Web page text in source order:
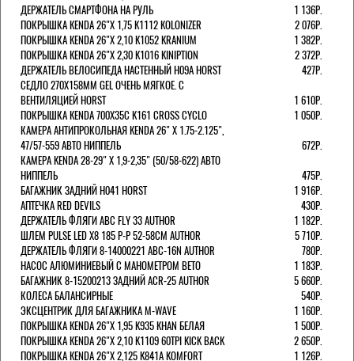
ДЕРЖАТЕЛЬ СМАРТФОНА НА РУЛЬ
1 136Р.
ПОКРЫШКА KENDA 26"Х 1,75 K1112 KOLONIZER
2 076Р.
ПОКРЫШКА KENDA 26"Х 2,10 K1052 KRANIUM
1 382Р.
ПОКРЫШКА KENDA 26"Х 2,30 K1016 KINIPTION
2 372Р.
ДЕРЖАТЕЛЬ ВЕЛОСИПЕДА НАСТЕННЫЙ H09A HORST
427Р.
СЕДЛО 270Х158ММ GEL ОЧЕНЬ МЯГКОЕ. С
ВЕНТИЛЯЦИЕЙ HORST
1 610Р.
ПОКРЫШКА KENDA 700Х35С K161 CROSS CYCLO
1 050Р.
КАМЕРА АНТИПРОКОЛЬНАЯ KENDA 26" Х 1.75-2.125",
47/57-559 АВТО НИППЕЛЬ
672Р.
КАМЕРА KENDA 28-29" Х 1,9-2,35" (50/58-622) АВТО
НИППЕЛЬ
475Р.
БАГАЖНИК ЗАДНИЙ H041 HORST
1 916Р.
АПТЕЧКА RED DEVILS
430Р.
ДЕРЖАТЕЛЬ ФЛЯГИ АВС FLY 33 AUTHOR
1 182Р.
ШЛЕМ PULSE LED X8 185 Р-Р 52-58СМ AUTHOR
5 710Р.
ДЕРЖАТЕЛЬ ФЛЯГИ 8-14000221 ABC-16N AUTHOR
780Р.
НАСОС АЛЮМИНИЕВЫЙ С МАНОМЕТРОМ BETO
1 183Р.
БАГАЖНИК 8-15200213 ЗАДНИЙ ACR-25 AUTHOR
5 660Р.
КОЛЕСА БАЛАНСИРНЫЕ
540Р.
ЭКСЦЕНТРИК ДЛЯ БАГАЖНИКА M-WAVE
1 160Р.
ПОКРЫШКА KENDA 26"Х 1,95 K935 KHAN БЕЛАЯ
1 500Р.
ПОКРЫШКА KENDA 26"Х 2,10 K1109 60TPI KICK BACK
2 650Р.
ПОКРЫШКА KENDA 26"Х 2,125 K841A KOMFORT
1 126Р.